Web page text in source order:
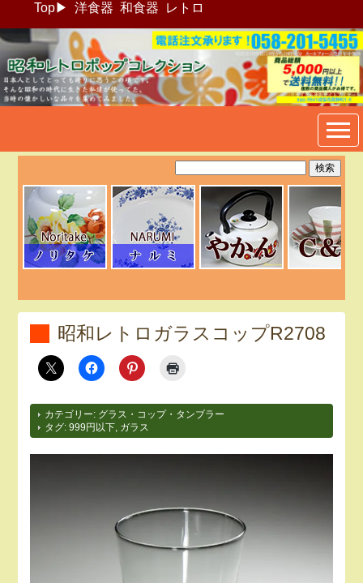
Top▶ 洋食器 和食器 レトロ
昭和レトロポップ食器生活雑
貨通販＠フリマート
昭和レトロガラスコップR2708
カテゴリー: グラス・コップ・タンブラー
タグ:999円以下 ガラス